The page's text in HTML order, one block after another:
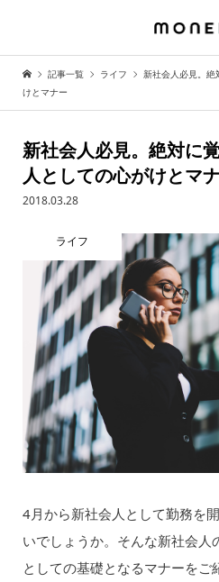
記事一覧 ライフ
新社会人必見。絶
けとマナー
新社会人必見。絶対に
人としての心がけとマ
2018.03.28
ライフ
4月から新社会人として勤務を
いでしょうか。そんな新社会人
としての基礎となるマナーをご